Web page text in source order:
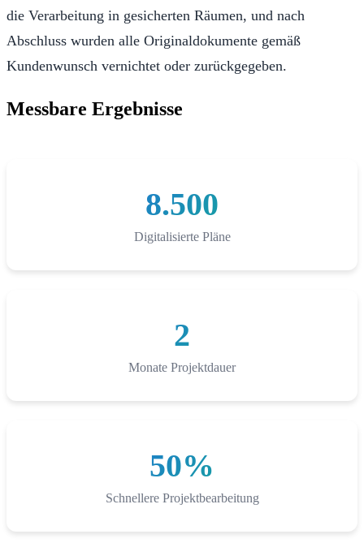
die Verarbeitung in gesicherten Räumen, und nach
Abschluss wurden alle Originaldokumente gemäß
Kundenwunsch vernichtet oder zurückgegeben.
Messbare Ergebnisse
8.500
Digitalisierte Pläne
2
Monate Projektdauer
50%
Schnellere Projektbearbeitung